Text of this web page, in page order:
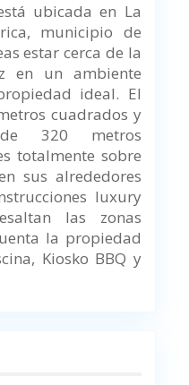
ubicada en La
municipio de
estar cerca de la
en un ambiente
ideal. El
cuadrados y
320 metros
totalmente sobre
sus alrededores
luxury
las zonas
la propiedad
Kiosko BBQ y